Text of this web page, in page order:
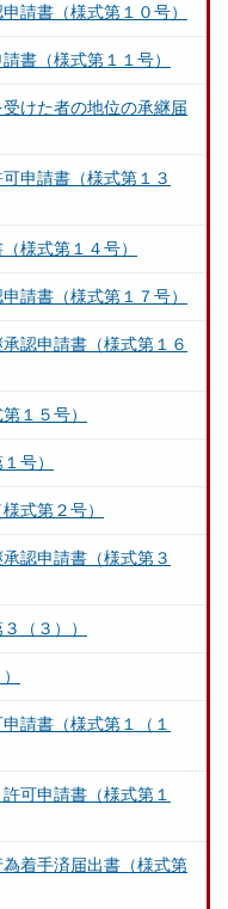
請書（様式第１０号）
書（様式第１１号）
けた者の地位の承継届
申請書（様式第１３
様式第１４号）
請書（様式第１７号）
認申請書（様式第１６
１５号）
号）
式第２号）
認申請書（様式第３
（３））
請書（様式第１（１
可申請書（様式第１
着手済届出書（様式第